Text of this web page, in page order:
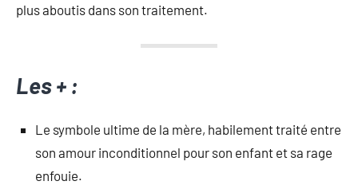
plus aboutis dans son traitement.
Les + :
Le symbole ultime de la mère, habilement traité entre
son amour inconditionnel pour son enfant et sa rage
enfouie.